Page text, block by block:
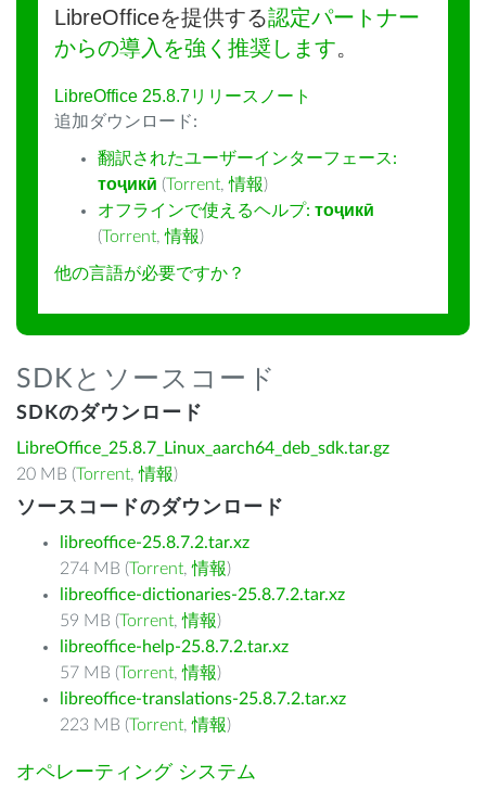
LibreOfficeを提供する認定パートナー
からの導入を強く推奨します。
LibreOffice 25.8.7リリースノート
追加ダウンロード:
翻訳されたユーザーインターフェース:
тоҷикӣ (Torrent,情報)
オフラインで使えるヘルプ: тоҷикӣ
(Torrent,情報)
他の言語が必要ですか？
SDKとソースコード
SDKのダウンロード
LibreOffice_25.8.7_Linux_aarch64_deb_sdk.tar.gz
20 MB (Torrent,情報)
ソースコードのダウンロード
libreoffice-25.8.7.2.tar.xz
274 MB (Torrent,情報)
libreoffice-dictionaries-25.8.7.2.tar.xz
59 MB (Torrent,情報)
libreoffice-help-25.8.7.2.tar.xz
57 MB (Torrent,情報)
libreoffice-translations-25.8.7.2.tar.xz
223 MB (Torrent,情報)
オペレーティング システム